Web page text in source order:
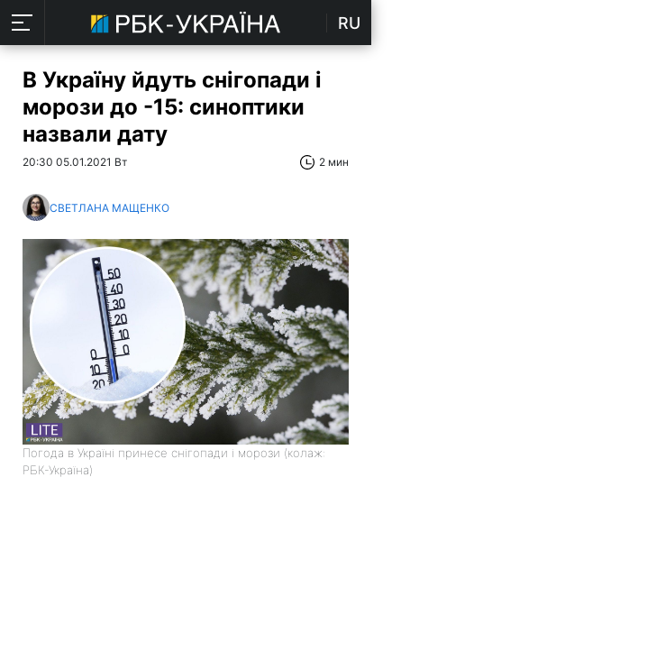
RU
В Україну йдуть снігопади і
морози до -15: синоптики
назвали дату
20:30 05.01.2021 Вт 2 мин
СВЕТЛАНА МАЩЕНКО
Погода в Україні принесе снігопади і морози (колаж:
РБК-Україна)